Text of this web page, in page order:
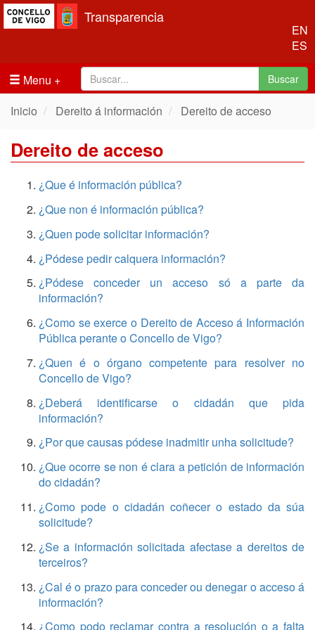
EN
ES
Transparencia
Menu Buscar
Inicio Dereito á información Dereito de acceso
Dereito de acceso
¿Que é información pública?
¿Que non é información pública?
¿Quen pode solicitar información?
¿Pódese pedir calquera información?
¿Pódese conceder un acceso só a parte da
información?
¿Como se exerce o Dereito de Acceso á Información
Pública perante o Concello de Vigo?
¿Quen é o órgano competente para resolver no
Concello de Vigo?
¿Deberá identificarse o cidadán que pida
información?
¿Por que causas pódese inadmitir unha solicitude?
¿Que ocorre se non é clara a petición de información
do cidadán?
¿Como pode o cidadán coñecer o estado da súa
solicitude?
¿Se a información solicitada afectase a dereitos de
terceiros?
¿Cal é o prazo para conceder ou denegar o acceso á
información?
¿Como podo reclamar contra a resolución o a falta